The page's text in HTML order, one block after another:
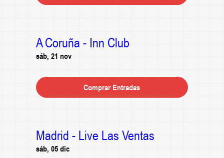
A Coruña - Inn Club
sáb, 21 nov
Comprar Entradas
Madrid - Live Las Ventas
sáb, 05 dic